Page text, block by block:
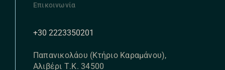
Επικοινωνία
+30 2223350201
Παπανικολάου (Κτήριο Καραμάνου),
Αλιβέρι Τ.Κ. 34500